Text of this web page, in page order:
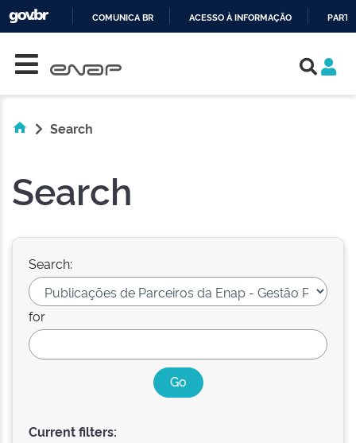
COMUNICA BR ACESSO À INFORMAÇÃO
Search
Search
Search:
for
Current filters: